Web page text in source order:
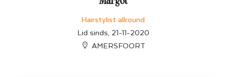
Hairstylist allround
Lid sinds, 21-11-2020
AMERSFOORT